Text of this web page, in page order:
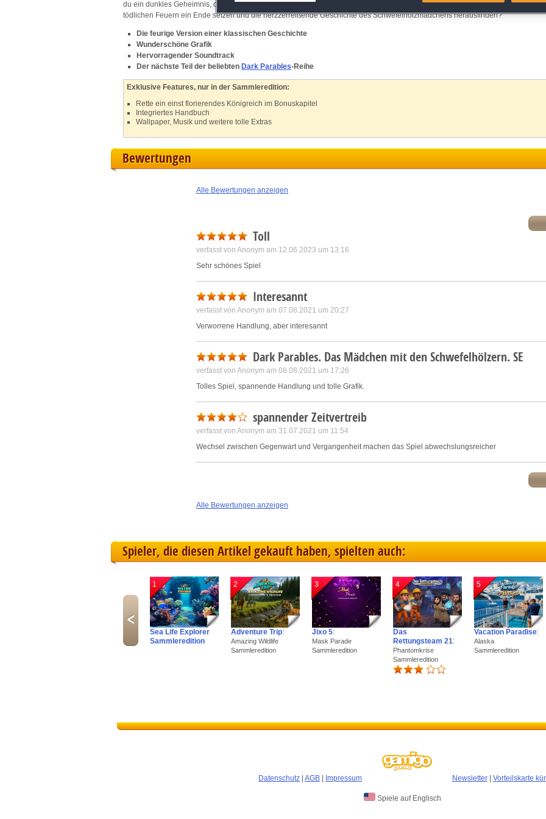
du ein dunkles Geheimnis, das jeglicher Vorstellung trotzt! Kannst du in diesem spannenden Wimmelbild-Abenteuer den
tödlichen Feuern ein Ende setzen und die herzzerreißende Geschichte des Schwefelholzmädchens herausfinden?
Die feurige Version einer klassischen Geschichte
Wunderschöne Grafik
Hervorragender Soundtrack
Der nächste Teil der beliebten Dark Parables-Reihe
Exklusive Features, nur in der Sammleredition:
Rette ein einst florierendes Königreich im Bonuskapitel
Integriertes Handbuch
Wallpaper, Musik und weitere tolle Extras
Bewertungen
Alle Bewertungen anzeigen
Toll
verfasst von Anonym am 12.06.2023 um 13:16
Sehr schönes Spiel
Interesannt
verfasst von Anonym am 07.08.2021 um 20:27
Verworrene Handlung, aber interesannt
Dark Parables. Das Mädchen mit den Schwefelhölzern. SE
verfasst von Anonym am 08.08.2021 um 17:26
Tolles Spiel, spannende Handlung und tolle Grafik.
spannender Zeitvertreib
verfasst von Anonym am 31.07.2021 um 11:54
Wechsel zwischen Gegenwart und Vergangenheit machen das Spiel abwechslungsreicher
Alle Bewertungen anzeigen
Spieler, die diesen Artikel gekauft haben, spielten auch:
1
Sea Life Explorer
Sammleredition
2
Adventure Trip:
Amazing Wildlife
Sammleredition
3
Jixo 5:
Mask Parade
Sammleredition
4
Das
Rettungsteam 21:
Phantomkrise
Sammleredition
5
Vacation Paradise:
Alaska
Sammleredition
Datenschutz AGB Impressum Newsletter Vorteilskarte
Spiele auf Englisch
Match and combine data from other data sources
Identify devices based on information transmitted automatically
Save and communicate privacy choices